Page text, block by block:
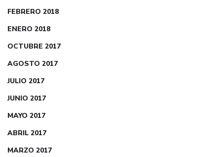
FEBRERO 2018
ENERO 2018
OCTUBRE 2017
AGOSTO 2017
JULIO 2017
JUNIO 2017
MAYO 2017
ABRIL 2017
MARZO 2017